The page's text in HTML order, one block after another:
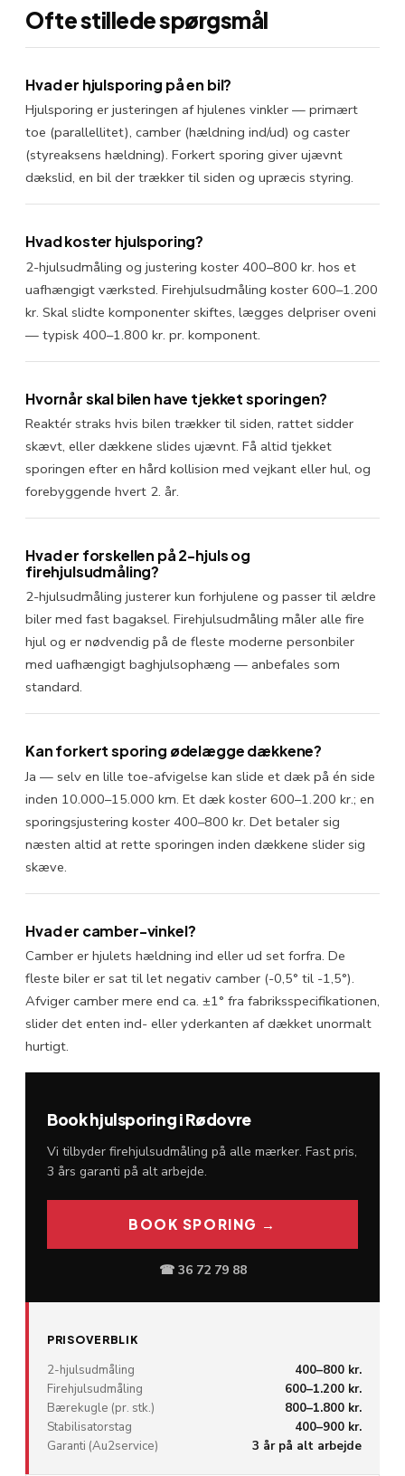
Ofte stillede spørgsmål
Hvad er hjulsporing på en bil?
Hjulsporing er justeringen af hjulenes vinkler — primært
toe (parallellitet), camber (hældning ind/ud) og caster
(styreaksens hældning). Forkert sporing giver ujævnt
dækslid, en bil der trækker til siden og upræcis styring.
Hvad koster hjulsporing?
2-hjulsudmåling og justering koster 400–800 kr. hos et
uafhængigt værksted. Firehjulsudmåling koster 600–1.200
kr. Skal slidte komponenter skiftes, lægges delpriser oveni
— typisk 400–1.800 kr. pr. komponent.
Hvornår skal bilen have tjekket sporingen?
Reaktér straks hvis bilen trækker til siden, rattet sidder
skævt, eller dækkene slides ujævnt. Få altid tjekket
sporingen efter en hård kollision med vejkant eller hul, og
forebyggende hvert 2. år.
Hvad er forskellen på 2-hjuls og
firehjulsudmåling?
2-hjulsudmåling justerer kun forhjulene og passer til ældre
biler med fast bagaksel. Firehjulsudmåling måler alle fire
hjul og er nødvendig på de fleste moderne personbiler
med uafhængigt baghjulsophæng — anbefales som
standard.
Kan forkert sporing ødelægge dækkene?
Ja — selv en lille toe-afvigelse kan slide et dæk på én side
inden 10.000–15.000 km. Et dæk koster 600–1.200 kr.; en
sporingsjustering koster 400–800 kr. Det betaler sig
næsten altid at rette sporingen inden dækkene slider sig
skæve.
Hvad er camber-vinkel?
Camber er hjulets hældning ind eller ud set forfra. De
fleste biler er sat til let negativ camber (-0,5° til -1,5°).
Afviger camber mere end ca. ±1° fra fabriksspecifikationen,
slider det enten ind- eller yderkanten af dækket unormalt
hurtigt.
Book hjulsporing i Rødovre
Vi tilbyder firehjulsudmåling på alle mærker. Fast pris,
3 års garanti på alt arbejde.
BOOK SPORING →
☎ 36 72 79 88
PRISOVERBLIK
2-hjulsudmåling
400–800 kr.
Firehjulsudmåling
600–1.200 kr.
Bærekugle (pr. stk.)
800–1.800 kr.
Stabilisatorstag
400–900 kr.
Garanti (Au2service)
3 år på alt arbejde